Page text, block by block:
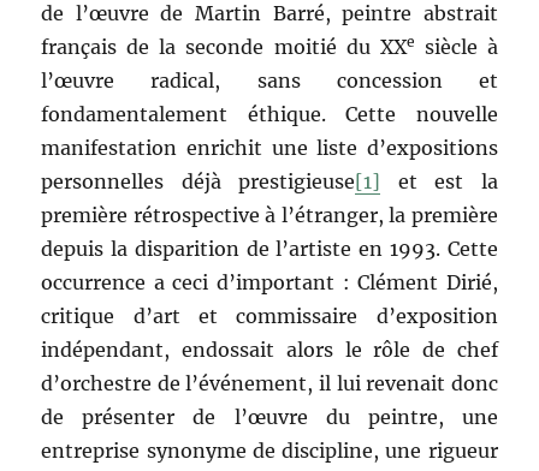
de l’œuvre de Martin Barré, peintre abstrait
français de la seconde moitié du XXe siècle à
l’œuvre radical, sans concession et
fondamentalement éthique. Cette nouvelle
manifestation enrichit une liste d’expositions
personnelles déjà prestigieuse[1] et est la
première rétrospective à l’étranger, la première
depuis la disparition de l’artiste en 1993. Cette
occurrence a ceci d’important : Clément Dirié,
critique d’art et commissaire d’exposition
indépendant, endossait alors le rôle de chef
d’orchestre de l’événement, il lui revenait donc
de présenter de l’œuvre du peintre, une
entreprise synonyme de discipline, une rigueur